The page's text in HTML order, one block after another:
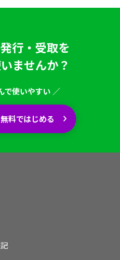
行・受取を
ませんか？
で使いやすい ／
料ではじめる